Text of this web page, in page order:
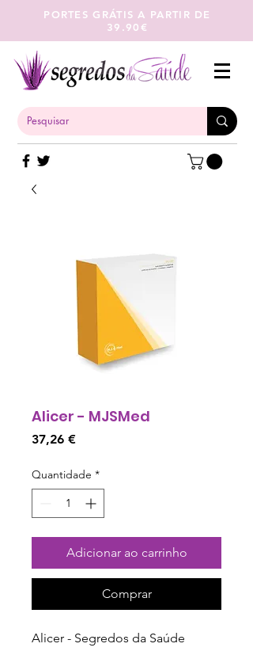
PORTES GRÁTIS A PARTIR DE
39.90€
Alicer - MJSMed
37,26 €Preço
Quantidade *
Adicionar ao carrinho
Comprar
Alicer - Segredos da Saúde